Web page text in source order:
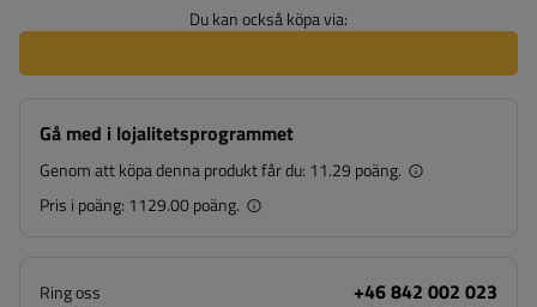
Du kan också köpa via:
Gå med i lojalitetsprogrammet
Genom att köpa denna produkt får du: 11.29 poäng.
Pris i poäng: 1129.00 poäng.
Ring oss +46 842 002 023